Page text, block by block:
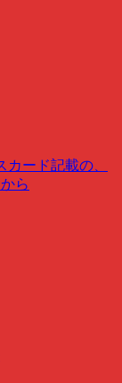
カード記載の、
ら